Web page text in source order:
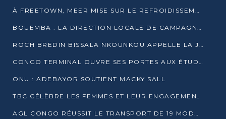
À FREETOWN, MEER MISE SUR LE REFROIDISSEMENT PASSIF FACE À LA CHALEUR EXTRÊME
BOUEMBA : LA DIRECTION LOCALE DE CAMPAGNE DE DENIS SASSOU N’GUESSO MULTIPLIE LES ACTIVITÉS DE MOBILISATION
ROCH BREDIN BISSALA NKOUNKOU APPELLE LA JEUNESSE DE GOMA TSÉ-TSÉ À UN VOTE MASSIF POUR DENIS SASSOU NGUESSO
CONGO TERMINAL OUVRE SES PORTES AUX ÉTUDIANTS EN TRANSPORT ET LOGISTIQUE
ONU : ADEBAYOR SOUTIENT MACKY SALL
TBC CÉLÈBRE LES FEMMES ET LEUR ENGAGEMENT À L’OCCASION DU 8 MARS
AGL CONGO RÉUSSIT LE TRANSPORT DE 19 MODULES HORS GABARIT ENTRE POINTE-NOIRE ET BRAZZAVILLE